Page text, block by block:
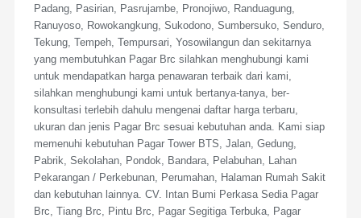
Padang, Pasirian, Pasrujambe, Pronojiwo, Randuagung,
Ranuyoso, Rowokangkung, Sukodono, Sumbersuko, Senduro,
Tekung, Tempeh, Tempursari, Yosowilangun dan sekitarnya
yang membutuhkan Pagar Brc silahkan menghubungi kami
untuk mendapatkan harga penawaran terbaik dari kami,
silahkan menghubungi kami untuk bertanya-tanya, ber-
konsultasi terlebih dahulu mengenai daftar harga terbaru,
ukuran dan jenis Pagar Brc sesuai kebutuhan anda. Kami siap
memenuhi kebutuhan Pagar Tower BTS, Jalan, Gedung,
Pabrik, Sekolahan, Pondok, Bandara, Pelabuhan, Lahan
Pekarangan / Perkebunan, Perumahan, Halaman Rumah Sakit
dan kebutuhan lainnya. CV. Intan Bumi Perkasa Sedia Pagar
Brc, Tiang Brc, Pintu Brc, Pagar Segitiga Terbuka, Pagar